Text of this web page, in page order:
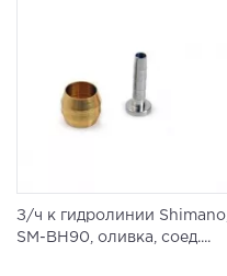
З/ч к гидролинии Shimano,
SM-BH90, оливка, соед....